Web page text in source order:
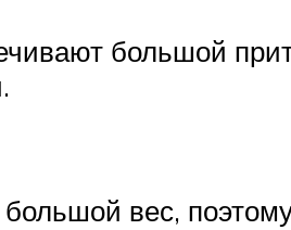
большой
вес,